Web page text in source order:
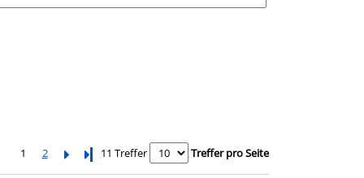
1 2 Letzte Seite
11 Treffer Treffer pro Seite